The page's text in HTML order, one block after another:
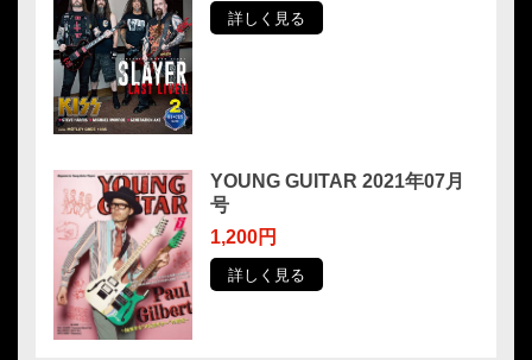
詳しく見る
YOUNG GUITAR 2021年07月
号
1,200円
詳しく見る